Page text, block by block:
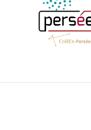
Menu